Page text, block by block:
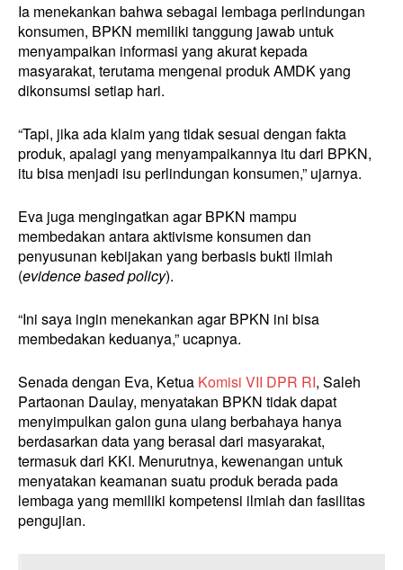
Ia menekankan bahwa sebagai lembaga perlindungan
konsumen, BPKN memiliki tanggung jawab untuk
menyampaikan informasi yang akurat kepada
masyarakat, terutama mengenai produk AMDK yang
dikonsumsi setiap hari.
“Tapi, jika ada klaim yang tidak sesuai dengan fakta
produk, apalagi yang menyampaikannya itu dari BPKN,
itu bisa menjadi isu perlindungan konsumen,” ujarnya.
Eva juga mengingatkan agar BPKN mampu
membedakan antara aktivisme konsumen dan
penyusunan kebijakan yang berbasis bukti ilmiah
(evidence based policy).
“Ini saya ingin menekankan agar BPKN ini bisa
membedakan keduanya,” ucapnya.
Senada dengan Eva, Ketua Komisi VII DPR RI, Saleh
Partaonan Daulay, menyatakan BPKN tidak dapat
menyimpulkan galon guna ulang berbahaya hanya
berdasarkan data yang berasal dari masyarakat,
termasuk dari KKI. Menurutnya, kewenangan untuk
menyatakan keamanan suatu produk berada pada
lembaga yang memiliki kompetensi ilmiah dan fasilitas
pengujian.